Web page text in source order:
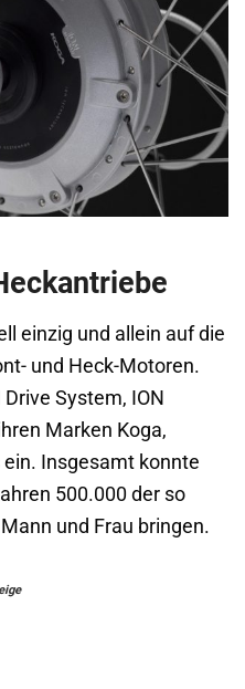
einzig und allein auf die
und Heck-Motoren.
System, ION
Marken Koga,
Insgesamt konnte
500.000 der so
und Frau bringen.